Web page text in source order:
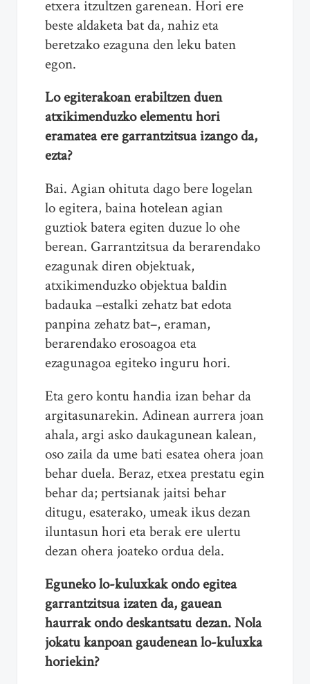
etxera itzultzen garenean. Hori ere
beste aldaketa bat da, nahiz eta
beretzako ezaguna den leku baten
egon.
Lo egiterakoan erabiltzen duen
atxikimenduzko elementu hori
eramatea ere garrantzitsua izango da,
ezta?
Bai. Agian ohituta dago bere logelan
lo egitera, baina hotelean agian
guztiok batera egiten duzue lo ohe
berean. Garrantzitsua da berarendako
ezagunak diren objektuak,
atxikimenduzko objektua baldin
badauka –estalki zehatz bat edota
panpina zehatz bat–, eraman,
berarendako erosoagoa eta
ezagunagoa egiteko inguru hori.
Eta gero kontu handia izan behar da
argitasunarekin. Adinean aurrera joan
ahala, argi asko daukagunean kalean,
oso zaila da ume bati esatea ohera joan
behar duela. Beraz, etxea prestatu egin
behar da; pertsianak jaitsi behar
ditugu, esaterako, umeak ikus dezan
iluntasun hori eta berak ere ulertu
dezan ohera joateko ordua dela.
Eguneko lo-kuluxkak ondo egitea
garrantzitsua izaten da, gauean
haurrak ondo deskantsatu dezan. Nola
jokatu kanpoan gaudenean lo-kuluxka
horiekin?